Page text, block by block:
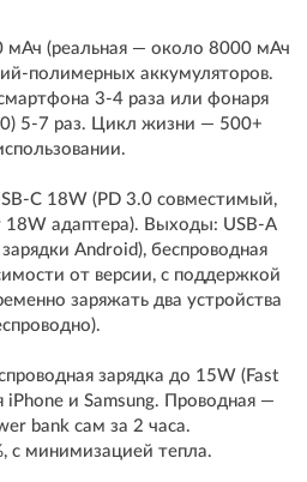
мАч (реальная — около 8000 мАч
полимерных аккумуляторов.
3-4 раза или фонаря
5-7 раз. Цикл жизни — 500+
C 18W (PD 3.0 совместимый,
18W адаптера). Выходы: USB-A
Android), беспроводная
от версии, с поддержкой
заряжать два устройства
зарядка до 15W (Fast
и Samsung. Проводная —
bank сам за 2 часа.
с минимизацией тепла.